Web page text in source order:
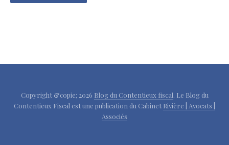
Copyright &copie; 2026 Blog du Contentieux fiscal. Le Blog du
Contentieux Fiscal est une publication du Cabinet Rivière | Avocats |
Associés